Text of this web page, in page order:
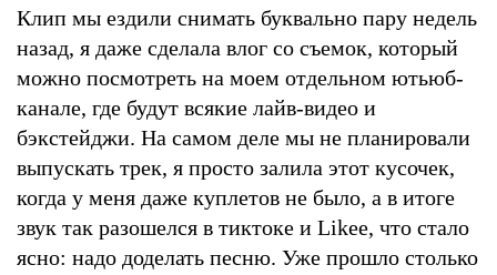
Клип мы ездили снимать буквально пару недель
назад, я даже сделала влог со съемок, который
можно посмотреть на моем отдельном ютьюб-
канале, где будут всякие лайв-видео и
бэкстейджи. На самом деле мы не планировали
выпускать трек, я просто залила этот кусочек,
когда у меня даже куплетов не было, а в итоге
звук так разошелся в тиктоке и Likee, что стало
ясно: надо доделать песню. Уже прошло столько